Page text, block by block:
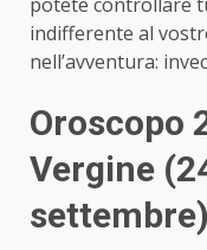
potete controllare
indifferente al
nell’avventura:
Oroscopo
Vergine
settembre)